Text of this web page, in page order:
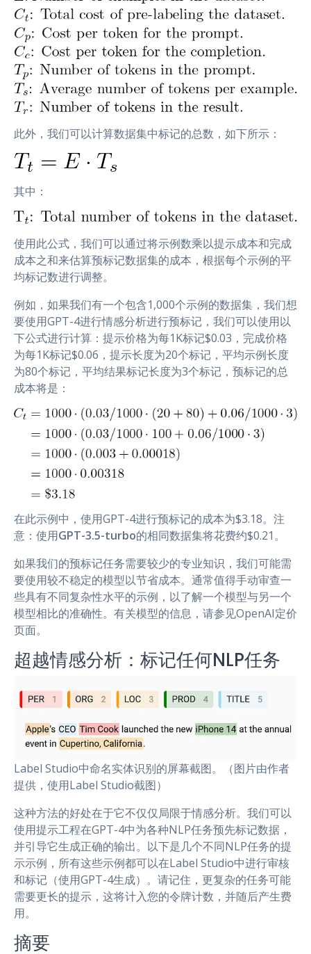
此外，我们可以计算数据集中标记的总数，如下所示：
其中：
使用此公式，我们可以通过将示例数乘以提示成本和完成
成本之和来估算预标记数据集的成本，根据每个示例的平
均标记数进行调整。
例如，如果我们有一个包含1,000个示例的数据集，我们想
要使用GPT-4进行情感分析进行预标记，我们可以使用以
下公式进行计算：提示价格为每1K标记$0.03，完成价格
为每1K标记$0.06，提示长度为20个标记，平均示例长度
为80个标记，平均结果标记长度为3个标记，预标记的总
成本将是：
在此示例中，使用GPT-4进行预标记的成本为$3.18。注
意：使用GPT-3.5-turbo的相同数据集将花费约$0.21。
如果我们的预标记任务需要较少的专业知识，我们可能需
要使用较不稳定的模型以节省成本。通常值得手动审查一
些具有不同复杂性水平的示例，以了解一个模型与另一个
模型相比的准确性。有关模型的信息，请参见OpenAI定价
页面。
超越情感分析：标记任何NLP任务
Label Studio中命名实体识别的屏幕截图。（图片由作者
提供，使用Label Studio截图）
这种方法的好处在于它不仅仅局限于情感分析。我们可以
使用提示工程在GPT-4中为各种NLP任务预先标记数据，
并引导它生成正确的输出。以下是几个不同NLP任务的提
示示例，所有这些示例都可以在Label Studio中进行审核
和标记（使用GPT-4生成）。请记住，更复杂的任务可能
需要更长的提示，这将计入您的令牌计数，并随后产生费
用。
摘要